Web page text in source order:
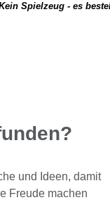
Spielzeug - es
und Ideen, damit
Freude machen